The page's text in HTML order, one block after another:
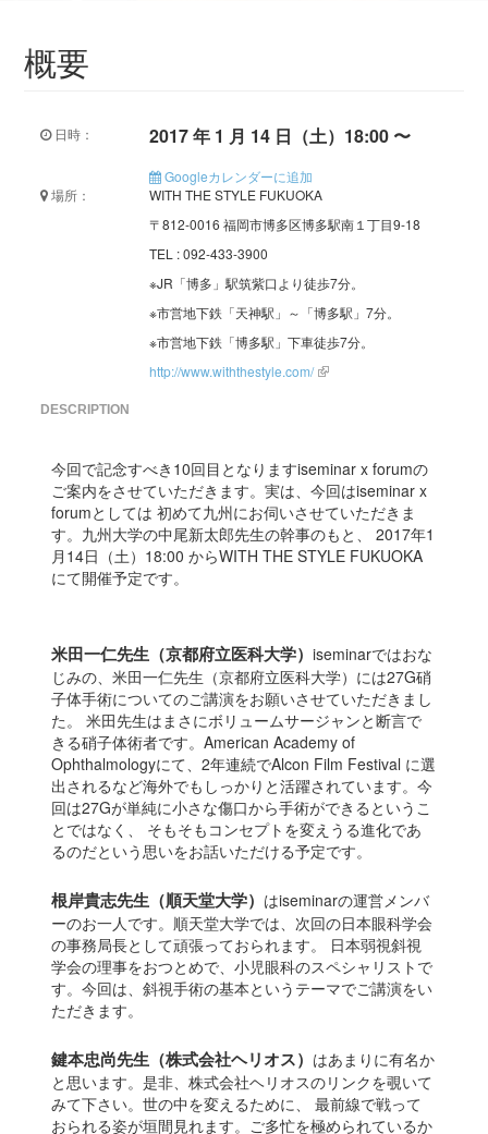
概要
日時： 2017 年 1 月 14 日（土）18:00 〜
Googleカレンダーに追加
場所：
WITH THE STYLE FUKUOKA
〒812-0016 福岡市博多区博多駅南１丁目9-18
TEL : 092-433-3900
※JR「博多」駅筑紫口より徒歩7分。
※市営地下鉄「天神駅」～「博多駅」7分。
※市営地下鉄「博多駅」下車徒歩7分。
http://www.withthestyle.com/
DESCRIPTION
今回で記念すべき10回目となりますiseminar x forumの
ご案内をさせていただきます。実は、今回はiseminar x
forumとしては 初めて九州にお伺いさせていただきま
す。九州大学の中尾新太郎先生の幹事のもと、 2017年1
月14日（土）18:00 からWITH THE STYLE FUKUOKA
にて開催予定です。
米田一仁先生（京都府立医科大学）iseminarではおな
じみの、米田一仁先生（京都府立医科大学）には27G硝
子体手術についてのご講演をお願いさせていただきまし
た。 米田先生はまさにボリュームサージャンと断言で
きる硝子体術者です。American Academy of
Ophthalmologyにて、2年連続でAlcon Film Festival に選
出されるなど海外でもしっかりと活躍されています。今
回は27Gが単純に小さな傷口から手術ができるというこ
とではなく、 そもそもコンセプトを変えうる進化であ
るのだという思いをお話いただける予定です。
根岸貴志先生（順天堂大学） はiseminarの運営メンバ
ーのお一人です。順天堂大学では、次回の日本眼科学会
の事務局長として頑張っておられます。 日本弱視斜視
学会の理事をおつとめで、小児眼科のスペシャリストで
す。今回は、斜視手術の基本というテーマでご講演をい
ただきます。
鍵本忠尚先生（株式会社ヘリオス） はあまりに有名か
と思います。是非、株式会社ヘリオスのリンクを覗いて
みて下さい。世の中を変えるために、 最前線で戦って
おられる姿が垣間見れます。ご多忙を極められているか